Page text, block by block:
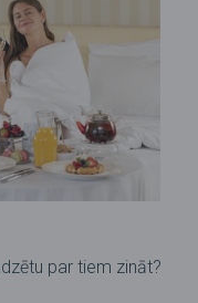
par tiem zināt?